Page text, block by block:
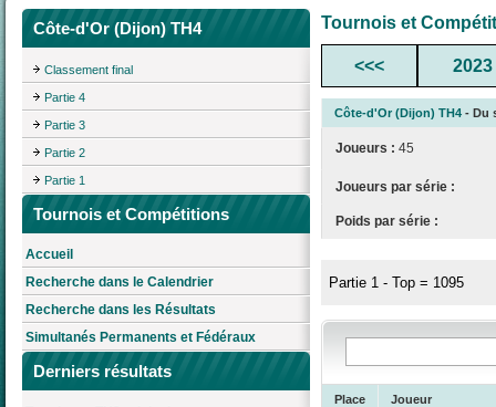
Côte-d'Or (Dijon) TH4
Classement final
Partie 4
Partie 3
Partie 2
Partie 1
Tournois et Compétitions
Accueil
Recherche dans le Calendrier
Recherche dans les Résultats
Simultanés Permanents et Fédéraux
Derniers résultats
Tournois et
<<< 2023
Côte-d'Or (Dijon) TH4 - Du
Joueurs : 45
Joueurs par série :
Poids par série :
Partie 1 - Top = 1095
Place Joueur